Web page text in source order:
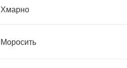
Хмарно
Моросить